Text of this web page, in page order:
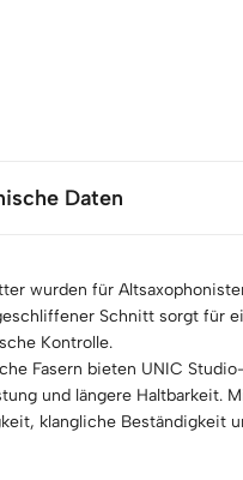
Daten
wurden für
Schnitt sorgt für
Kontrolle.
Fasern bieten UNIC
und längere Haltbarkeit.
klangliche Beständigkeit